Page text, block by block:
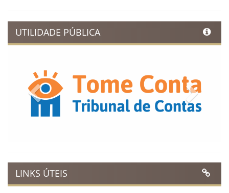
UTILIDADE PÚBLICA
Previous Next
LINKS ÚTEIS